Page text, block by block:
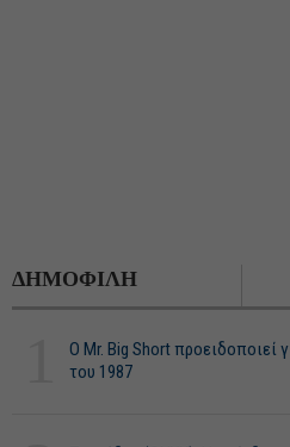
ΔΗΜΟΦΙΛΗ
O Mr. Big Short προειδοποιεί
του 1987